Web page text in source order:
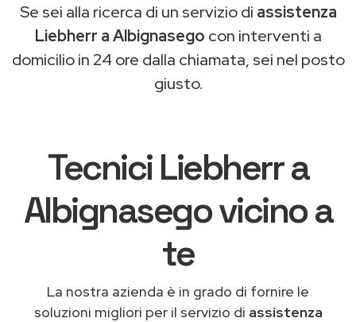
Se sei alla ricerca di un servizio di assistenza
Liebherr a Albignasego con interventi a
domicilio in 24 ore dalla chiamata, sei nel posto
giusto.
Tecnici Liebherr a
Albignasego vicino a
te
La nostra azienda è in grado di fornire le
soluzioni migliori per il servizio di assistenza